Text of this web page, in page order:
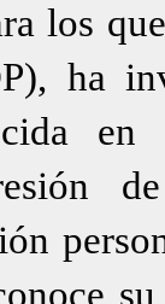
los
ha